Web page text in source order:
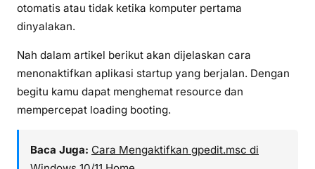
otomatis atau tidak ketika komputer pertama
dinyalakan.
Nah dalam artikel berikut akan dijelaskan cara
menonaktifkan aplikasi startup yang berjalan. Dengan
begitu kamu dapat menghemat resource dan
mempercepat loading booting.
Baca Juga: Cara Mengaktifkan gpedit.msc di